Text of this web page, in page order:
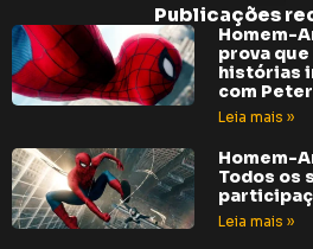
Publicações
Homem-
prova
histórias
com
Leia mais »
Homem-
Todos os
Leia mais »